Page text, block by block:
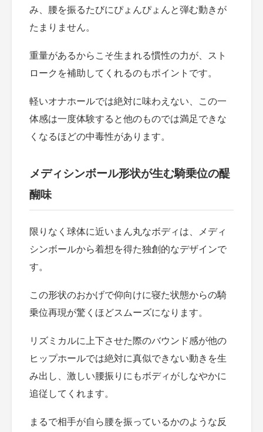
み、腰を振るたびにぴょんぴょんと弾む動きが
たまりません。
重量があるからこそ生まれる慣性の力が、スト
ロークを補助してくれるのもポイントです。
軽いオナホールでは絶対に味わえない、この一
体感は一度体験すると他のものでは満足できな
くなるほどの中毒性があります。
メディシンボール形状が生む騎乗位の醍
醐味
限りなく球体に近いまん丸なボディは、メディ
シンボールから着想を得た独創的なデザインで
す。
この形状のおかげで仰向けに寝た状態からの騎
乗位再現が驚くほどスムーズになります。
リズミカルに上下させた際のバウンド感が他の
ヒップホールでは絶対に真似できない動きを生
み出し、激しい腰振りにもボディがしなやかに
追従してくれます。
まるで相手が自ら腰を振っているかのような反